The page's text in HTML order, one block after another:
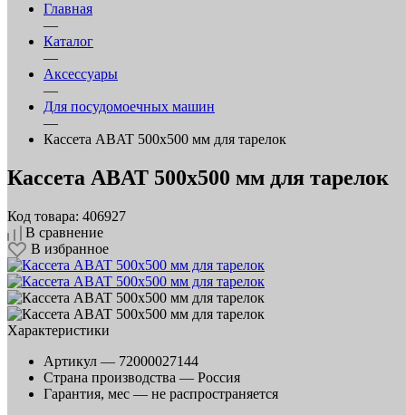
Главная
—
Каталог
—
Аксессуары
—
Для посудомоечных машин
—
Кассета ABAT 500х500 мм для тарелок
Кассета ABAT 500х500 мм для тарелок
Код товара: 406927
В сравнение
В избранное
Характеристики
Артикул — 72000027144
Страна производства — Россия
Гарантия, мес — не распространяется